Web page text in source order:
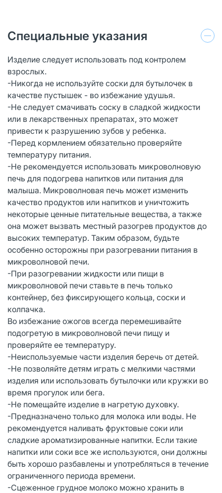
Специальные указания
Изделие следует использовать под контролем
взрослых.
-Никогда не используйте соски для бутылочек в
качестве пустышек - во избежание удушья.
-Не следует смачивать соску в сладкой жидкости
или в лекарственных препаратах, это может
привести к разрушению зубов у ребенка.
-Перед кормлением обязательно проверяйте
температуру питания.
-Не рекомендуется использовать микроволновую
печь для подогрева напитков или питания для
малыша. Микроволновая печь может изменить
качество продуктов или напитков и уничтожить
некоторые ценные питательные вещества, а также
она может вызвать местный разогрев продуктов до
высоких температур. Таким образом, будьте
особенно осторожны при разогревании питания в
микроволновой печи.
-При разогревании жидкости или пищи в
микроволновой печи ставьте в печь только
контейнер, без фиксирующего кольца, соски и
колпачка.
Во избежание ожогов всегда перемешивайте
подогретую в микроволновой печи пищу и
проверяйте ее температуру.
-Неиспользуемые части изделия беречь от детей.
-Не позволяйте детям играть с мелкими частями
изделия или использовать бутылочки или кружки во
время прогулок или бега.
-Не помещайте изделие в нагретую духовку.
-Предназначено только для молока или воды. Не
рекомендуется наливать фруктовые соки или
сладкие ароматизированные напитки. Если такие
напитки или соки все же используются, они должны
быть хорошо разбавлены и употребляться в течение
ограниченного периода времени.
-Сцеженное грудное молоко можно хранить в